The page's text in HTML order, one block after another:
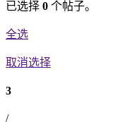
已选择 0 个帖子。
全选
取消选择
3
/